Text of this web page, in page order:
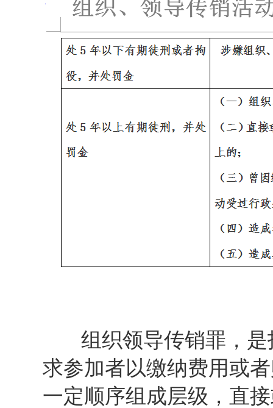
组织领导传销罪，是
求参加者以缴纳费用或
一定顺序组成层级，直